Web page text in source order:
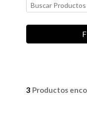
3 Productos